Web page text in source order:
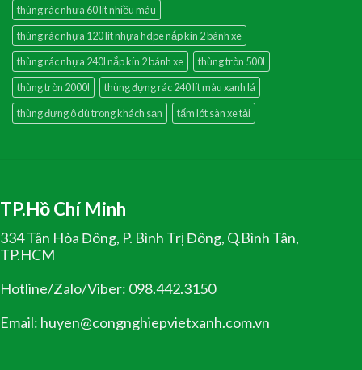
thùng rác nhựa 60 lít nhiều màu
thùng rác nhựa 120 lít nhựa hdpe nắp kín 2 bánh xe
thùng rác nhựa 240l nắp kín 2 bánh xe
thùng tròn 500l
thùng tròn 2000l
thùng đựng rác 240 lít màu xanh lá
thùng đựng ô dù trong khách sạn
tấm lót sàn xe tải
TP.Hồ Chí Minh
334 Tân Hòa Đông, P. Bình Trị Đông, Q.Bình Tân,
TP.HCM
Hotline/Zalo/Viber: 098.442.3150
Email: huyen@congnghiepvietxanh.com.vn